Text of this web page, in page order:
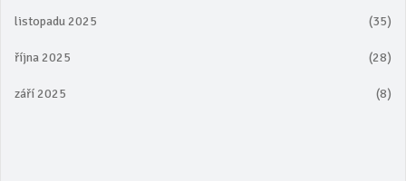
listopadu 2025 (35)
října 2025 (28)
září 2025 (8)